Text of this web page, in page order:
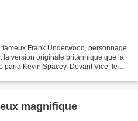
Frank Underwood, personnage
la version originale britannique que la
paria Kevin Spacey. Devant Vice, le
magnifique